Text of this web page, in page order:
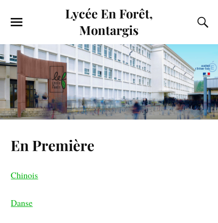
Lycée En Forêt,
Montargis
En Première
Chinois
Danse